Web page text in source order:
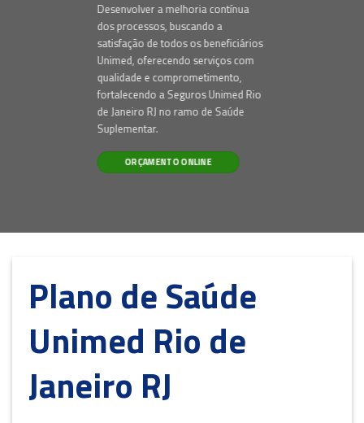
Desenvolver a melhoria contínua
dos processos, buscando a
satisfação de todos os beneficiários
Unimed, oferecendo serviços com
qualidade e comprometimento,
fortalecendo a Seguros Unimed Rio
de Janeiro RJ no ramo de Saúde
Suplementar.
ORÇAMENTO ONLINE
Plano de Saúde
Unimed Rio de
Janeiro RJ